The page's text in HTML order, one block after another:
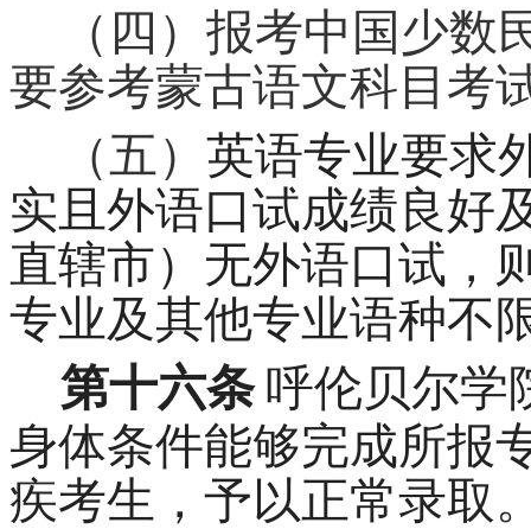
（四）报考中国少
要参考蒙古语文科目考
（五） 英语专业要求
实且外语口试成绩良好
直辖市）无外语口试，
专业及其他专业语种不
第十六条 呼伦贝尔学
身体条件能够完成所报
疾考生，予以正常录取